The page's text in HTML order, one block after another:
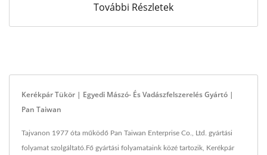
További Részletek
Kerékpár Tükör | Egyedi Mászó- És Vadászfelszerelés Gyártó |
Pan Taiwan
Tajvanon 1977 óta működő Pan Taiwan Enterprise Co., Ltd. gyártási
folyamat szolgáltató.Fő gyártási folyamataink közé tartozik, Kerékpár